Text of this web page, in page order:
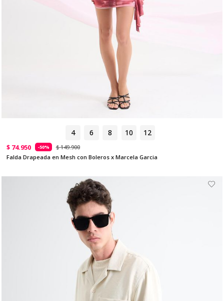
4 6 8 10 12
$ 74.950 -50%
$ 149.900
Falda Drapeada en Mesh con Boleros x Marcela Garcia